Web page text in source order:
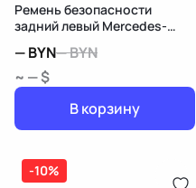
Ремень безопасности
задний левый Mercedes-
—BYN—BYN
~ — $
В корзину
-10%